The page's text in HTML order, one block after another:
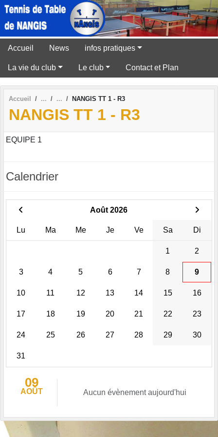
Accueil News infos pratiques
La vie du club Le club Contact et Plan
Accueil NANGIS TT 1 - R3
NANGIS TT 1 - R3
EQUIPE 1
Calendrier
Août 2026
Lu Ma Me Je Ve Sa Di
1 2
3 4 5 6 7 8 9
10 11 12 13 14 15 16
17 18 19 20 21 22 23
24 25 26 27 28 29 30
31
09
AOÛT Aucun évènement aujourd'hui
Panneau de gestion des cookies